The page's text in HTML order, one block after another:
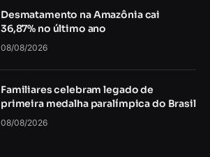
Desmatamento na Amazônia cai
36,87% no último ano
08/08/2026
Familiares celebram legado de
primeira medalha paralímpica do Brasil
08/08/2026